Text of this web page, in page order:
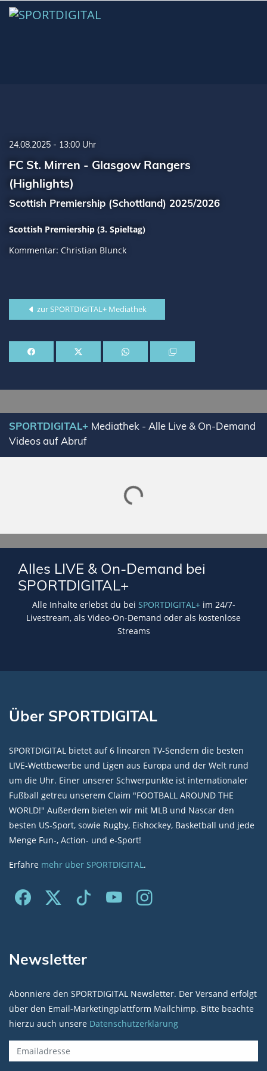
24.08.2025 - 13:00 Uhr
FC St. Mirren - Glasgow Rangers
(Highlights)
Scottish Premiership (Schottland) 2025/2026
Scottish Premiership (3. Spieltag)
Kommentar: Christian Blunck
zur SPORTDIGITAL+ Mediathek
SPORTDIGITAL+ Mediathek - Alle Live & On-Demand
Videos auf Abruf
Lade SPORTDIGITAL+ Mediathek
Alles LIVE & On-Demand bei
SPORTDIGITAL+
Alle Inhalte erlebst du bei SPORTDIGITAL+im 24/7-
Livestream, als Video-On-Demand oder als kostenlose
Streams
Über SPORTDIGITAL
SPORTDIGITAL bietet auf 6 linearen TV-Sendern die besten
LIVE-Wettbewerbe und Ligen aus Europa und der Welt rund
um die Uhr. Einer unserer Schwerpunkte ist internationaler
Fußball getreu unserem Claim "FOOTBALL AROUND THE
WORLD!" Außerdem bieten wir mit MLB und Nascar den
besten US-Sport, sowie Rugby, Eishockey, Basketball und jede
Menge Fun-, Action- und e-Sport!
Erfahre mehr über SPORTDIGITAL.
Newsletter
Abonniere den SPORTDIGITAL Newsletter. Der Versand erfolgt
über den Email-Marketingplattform Mailchimp. Bitte beachte
hierzu auch unsere Datenschutzerklärung